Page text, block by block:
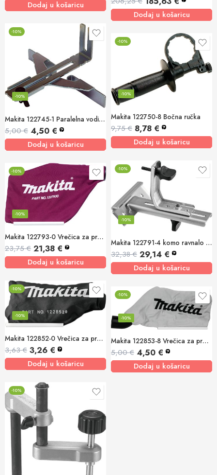
Dodaj u košaricu
Dodaj u košaricu
-10%
Makita 122745-1 Paralelna vodilica 3710
-10%
5,00€ 4,50 € ?
Dodaj u košaricu
-10%
Makita 122750-8 Bočna ručka
-10%
9,75€ 8,78 € ?
Dodaj u košaricu
-10%
Makita 122791-4 komo ravnalo 45
-10%
32,38€ 29,14 € ?
Dodaj u košaricu
-10%
Makita 122793-0 Vrečica za prašinu (tkanina) KP0810/C
-10%
23,75€ 21,38 € ?
Dodaj u košaricu
-10%
Makita 122852-0 Vrečica za prašinu (tkanina) LS1016L
-10%
3,63€ 3,26 € ?
Dodaj u košaricu
-10%
Makita 122853-8 Vrečica za prašinu (tkanina) PC5000C/PC5001C
-10%
5,00€ 4,50 € ?
Dodaj u košaricu
-10%